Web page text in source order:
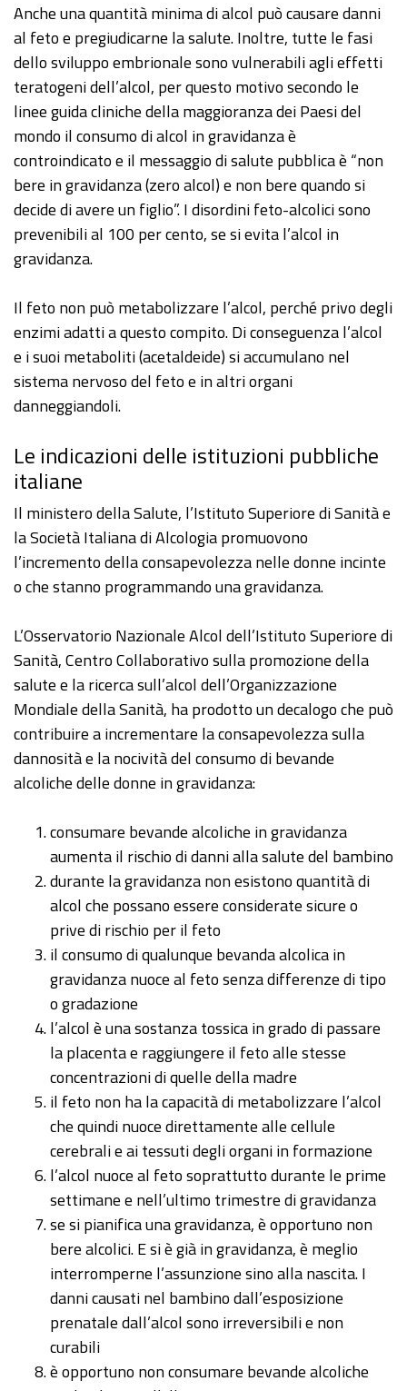
Anche una quantità minima di alcol può causare danni
al feto e pregiudicarne la salute. Inoltre, tutte le fasi
dello sviluppo embrionale sono vulnerabili agli effetti
teratogeni dell’alcol, per questo motivo secondo le
linee guida cliniche della maggioranza dei Paesi del
mondo il consumo di alcol in gravidanza è
controindicato e il messaggio di salute pubblica è “non
bere in gravidanza (zero alcol) e non bere quando si
decide di avere un figlio”. I disordini feto-alcolici sono
prevenibili al 100 per cento, se si evita l’alcol in
gravidanza.
Il feto non può metabolizzare l’alcol, perché privo degli
enzimi adatti a questo compito. Di conseguenza l’alcol
e i suoi metaboliti (acetaldeide) si accumulano nel
sistema nervoso del feto e in altri organi
danneggiandoli.
Le indicazioni delle istituzioni pubbliche
italiane
Il ministero della Salute, l’Istituto Superiore di Sanità e
la Società Italiana di Alcologia promuovono
l’incremento della consapevolezza nelle donne incinte
o che stanno programmando una gravidanza.
L’Osservatorio Nazionale Alcol dell’Istituto Superiore di
Sanità, Centro Collaborativo sulla promozione della
salute e la ricerca sull’alcol dell’Organizzazione
Mondiale della Sanità, ha prodotto un decalogo che può
contribuire a incrementare la consapevolezza sulla
dannosità e la nocività del consumo di bevande
alcoliche delle donne in gravidanza:
consumare bevande alcoliche in gravidanza
aumenta il rischio di danni alla salute del bambino
durante la gravidanza non esistono quantità di
alcol che possano essere considerate sicure o
prive di rischio per il feto
il consumo di qualunque bevanda alcolica in
gravidanza nuoce al feto senza differenze di tipo
o gradazione
l’alcol è una sostanza tossica in grado di passare
la placenta e raggiungere il feto alle stesse
concentrazioni di quelle della madre
il feto non ha la capacità di metabolizzare l’alcol
che quindi nuoce direttamente alle cellule
cerebrali e ai tessuti degli organi in formazione
l’alcol nuoce al feto soprattutto durante le prime
settimane e nell’ultimo trimestre di gravidanza
se si pianifica una gravidanza, è opportuno non
bere alcolici. E si è già in gravidanza, è meglio
interromperne l’assunzione sino alla nascita. I
danni causati nel bambino dall’esposizione
prenatale dall’alcol sono irreversibili e non
curabili
è opportuno non consumare bevande alcoliche